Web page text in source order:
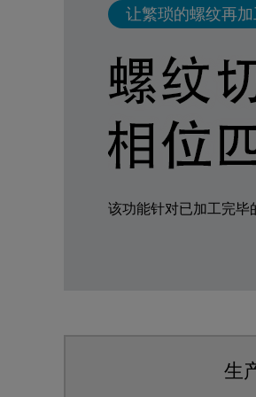
让繁琐的螺纹再
该功能针对已加工完毕
生